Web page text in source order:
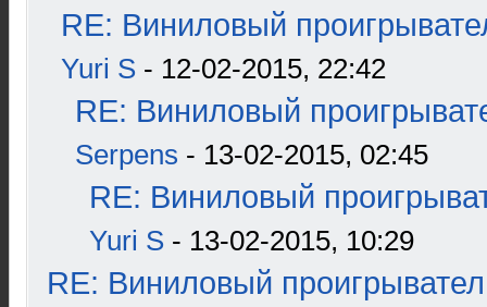
RE: Виниловый
Yuri S - 12-02-2015, 22:42
RE: Виниловый
Serpens - 13-02-2015, 02:45
RE: Виниловый
Yuri S - 13-02-2015, 10:29
RE: Виниловый